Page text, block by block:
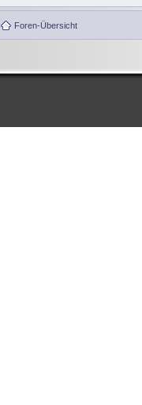
Foren-Übersicht